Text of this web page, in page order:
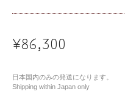
¥86,300
日本国内のみの発送になります。
Shipping within Japan only